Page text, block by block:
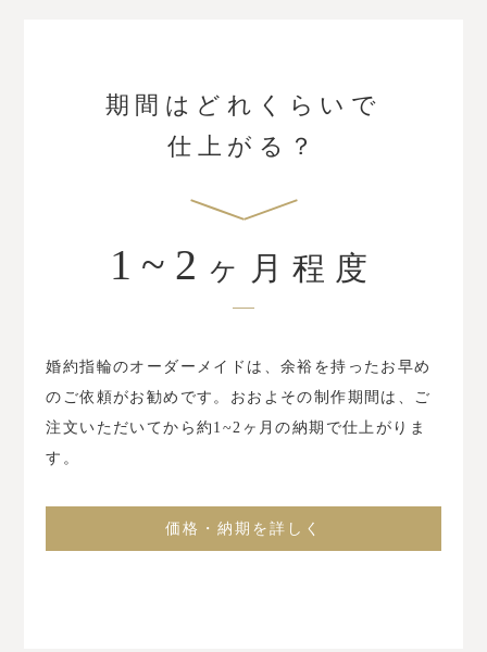
期間はどれくらいで
仕上がる？
1~2 ヶ月程度
婚約指輪のオーダーメイドは、余裕を持ったお早め
のご依頼がお勧めです。 おおよその制作期間は、 ご
注文いただいてから約1~2ヶ月の納期で仕上がりま
す。
価格・納期を詳しく